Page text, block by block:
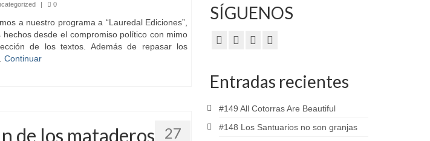
| 0
a nuestro programa a “Lauredal Ediciones”,
hechos desde el compromiso político con mimo
de los textos. Además de repasar los
Continuar
27
de los mataderos
SÍGUENOS
Entradas recientes
#149 All Cotorras Are Beautiful
#148 Los Santuarios no son granjas